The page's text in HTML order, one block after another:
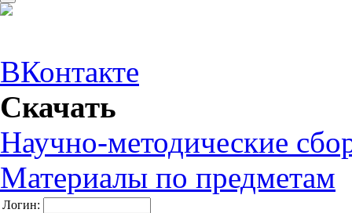
ВКонтакте
Скачать
Научно-методические
Материалы по предметам
Логин: